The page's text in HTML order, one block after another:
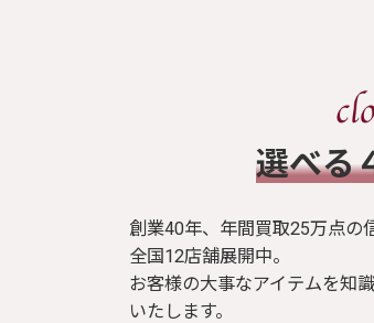
選べる
創業40年、年間買取25万点の
全国12店舗展開中。
お客様の大事なアイテムを知
いたします。